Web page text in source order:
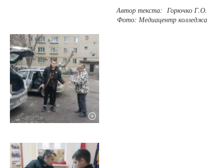
Автор текста: Горючко Г.О.
Фото: Медиацентр колледжа